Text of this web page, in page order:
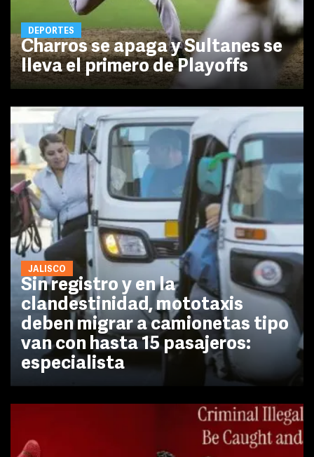
DEPORTES
Charros se apaga y Sultanes se
lleva el primero de Playoffs
JALISCO
Sin registro y en la
clandestinidad, mototaxis
deben migrar a camionetas tipo
van con hasta 15 pasajeros:
especialista